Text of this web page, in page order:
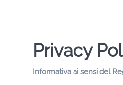
Privacy
Informativa ai sensi del